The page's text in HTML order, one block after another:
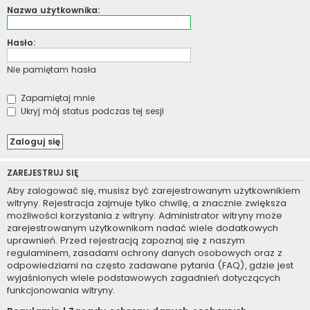
Nazwa użytkownika:
Hasło:
Nie pamiętam hasła
Zapamiętaj mnie
Ukryj mój status podczas tej sesji
ZAREJESTRUJ SIĘ
Aby zalogować się, musisz być zarejestrowanym użytkownikiem
witryny. Rejestracja zajmuje tylko chwilę, a znacznie zwiększa
możliwości korzystania z witryny. Administrator witryny może
zarejestrowanym użytkownikom nadać wiele dodatkowych
uprawnień. Przed rejestracją zapoznaj się z naszym
regulaminem, zasadami ochrony danych osobowych oraz z
odpowiedziami na często zadawane pytania (FAQ), gdzie jest
wyjaśnionych wiele podstawowych zagadnień dotyczących
funkcjonowania witryny.